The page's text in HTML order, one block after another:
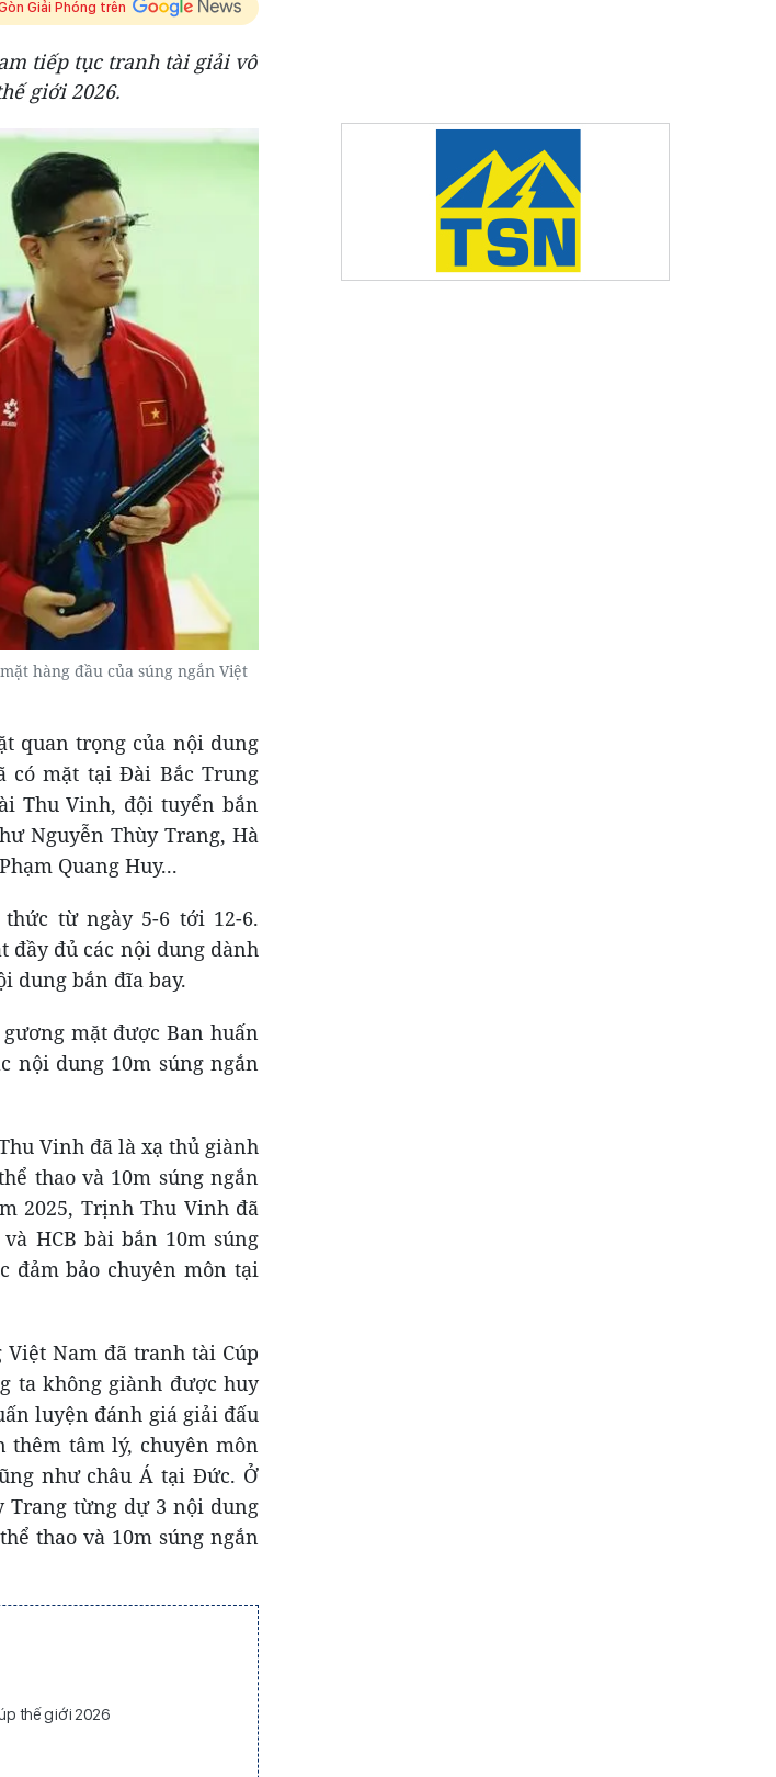
Giải Phóng trên
tiếp tục tranh tài giải vô
giới 2026.
hàng đầu của súng ngắn Việt
quan trọng của nội dung
có mặt tại Đài Bắc Trung
Thu Vinh, đội tuyển bắn
Nguyễn Thùy Trang, Hà
Quang Huy...
từ ngày 5-6 tới 12-6.
đầy đủ các nội dung dành
dung bắn đĩa bay.
mặt được Ban huấn
nội dung 10m súng ngắn
Vinh đã là xạ thủ giành
thao và 10m súng ngắn
2025, Trịnh Thu Vinh đã
HCB bài bắn 10m súng
đảm bảo chuyên môn tại
Nam đã tranh tài Cúp
ta không giành được huy
luyện đánh giá giải đấu
tâm lý, chuyên môn
như châu Á tại Đức. Ở
Trang từng dự 3 nội dung
thao và 10m súng ngắn
thế giới 2026